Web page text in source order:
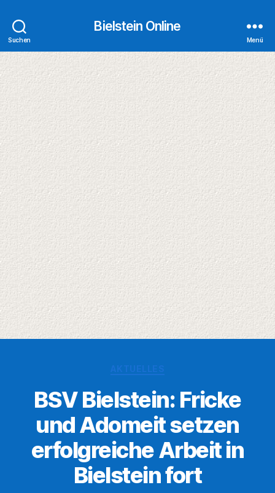
Suchen
Bielstein Online
Menü
BSV Bielstein: Fricke
und Adomeit setzen
erfolgreiche Arbeit in
Bielstein fort